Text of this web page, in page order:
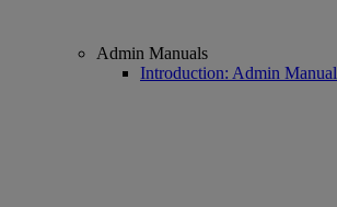
Admin Manuals
Introduction: Admin Manual